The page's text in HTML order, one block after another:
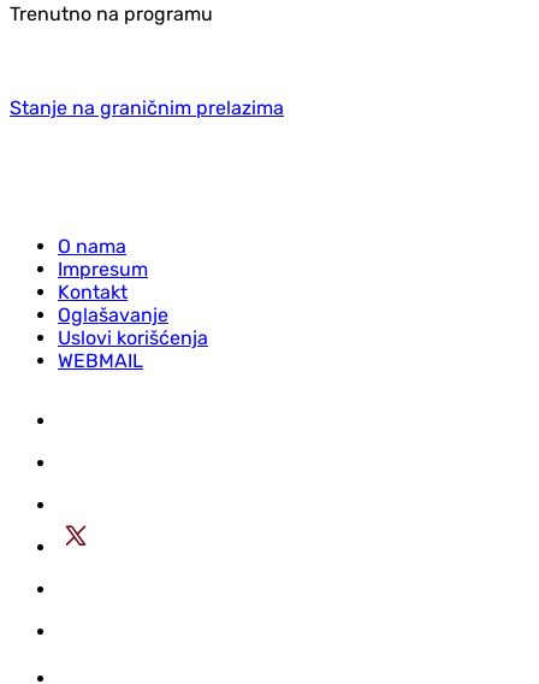
Trenutno na programu
Stanje na graničnim prelazima
O nama
Impresum
Kontakt
Oglašavanje
Uslovi korišćenja
WEBMAIL